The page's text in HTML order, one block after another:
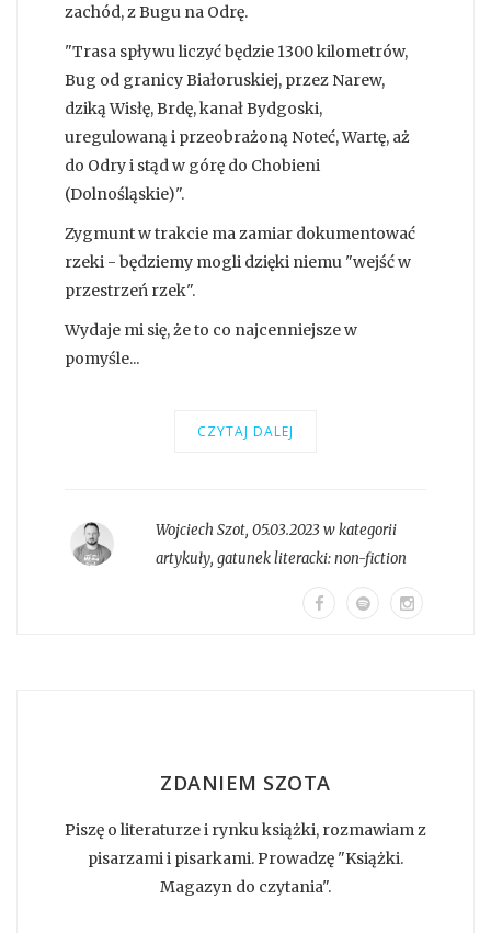
zachód, z Bugu na Odrę.
"Trasa spływu liczyć będzie 1300 kilometrów,
Bug od granicy Białoruskiej, przez Narew,
dziką Wisłę, Brdę, kanał Bydgoski,
uregulowaną i przeobrażoną Noteć, Wartę, aż
do Odry i stąd w górę do Chobieni
(Dolnośląskie)".
Zygmunt w trakcie ma zamiar dokumentować
rzeki - będziemy mogli dzięki niemu "wejść w
przestrzeń rzek".
Wydaje mi się, że to co najcenniejsze w
pomyśle...
CZYTAJ DALEJ
Wojciech Szot, 05.03.2023 w kategorii
artykuły, gatunek literacki:non-fiction
ZDANIEM SZOTA
Piszę o literaturze i rynku książki, rozmawiam z
pisarzami i pisarkami. Prowadzę "Książki.
Magazyn do czytania".